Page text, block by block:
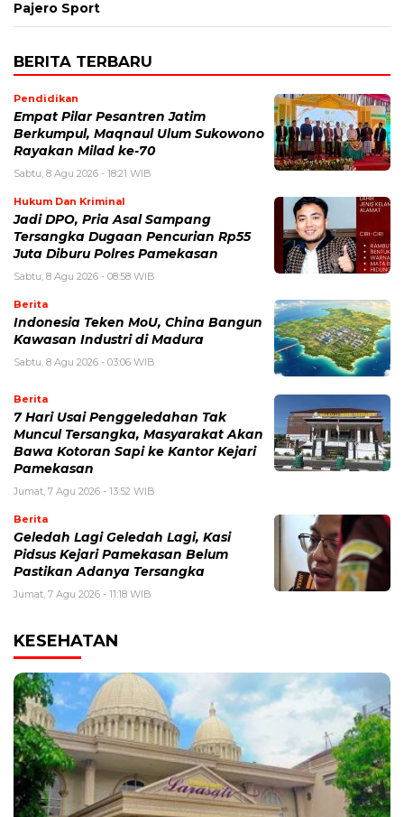
Pajero Sport
BERITA TERBARU
Pendidikan
Empat Pilar Pesantren Jatim
Berkumpul, Maqnaul Ulum Sukowono
Rayakan Milad ke-70
Sabtu, 8 Agu 2026 - 18:21 WIB
Hukum Dan Kriminal
Jadi DPO, Pria Asal Sampang
Tersangka Dugaan Pencurian Rp55
Juta Diburu Polres Pamekasan
Sabtu, 8 Agu 2026 - 08:58 WIB
Berita
Indonesia Teken MoU, China Bangun
Kawasan Industri di Madura
Sabtu, 8 Agu 2026 - 03:06 WIB
Berita
7 Hari Usai Penggeledahan Tak
Muncul Tersangka, Masyarakat Akan
Bawa Kotoran Sapi ke Kantor Kejari
Pamekasan
Jumat, 7 Agu 2026 - 13:52 WIB
Berita
Geledah Lagi Geledah Lagi, Kasi
Pidsus Kejari Pamekasan Belum
Pastikan Adanya Tersangka
Jumat, 7 Agu 2026 - 11:18 WIB
KESEHATAN